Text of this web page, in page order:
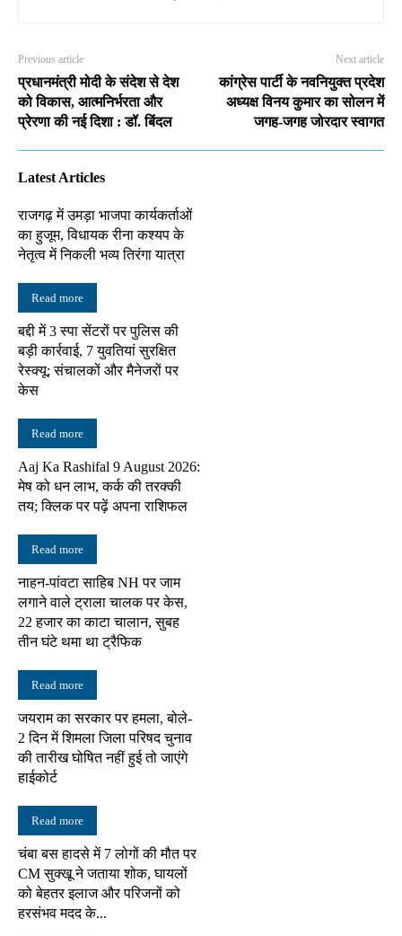
Previous article
प्रधानमंत्री मोदी के संदेश से देश
को विकास, आत्मनिर्भरता और
प्रेरणा की नई दिशा : डॉ. बिंदल
Next article
कांग्रेस पार्टी के नवनियुक्त प्रदेश
अध्यक्ष विनय कुमार का सोलन में
जगह-जगह जोरदार स्वागत
Latest Articles
राजगढ़ में उमड़ा भाजपा कार्यकर्ताओं
का हुजूम, विधायक रीना कश्यप के
नेतृत्व में निकली भव्य तिरंगा यात्रा
Read more
बद्दी में 3 स्पा सेंटरों पर पुलिस की
बड़ी कार्रवाई, 7 युवतियां सुरक्षित
रेस्क्यू; संचालकों और मैनेजरों पर
केस
Read more
Aaj Ka Rashifal 9 August 2026:
मेष को धन लाभ, कर्क की तरक्की
तय; क्लिक पर पढ़ें अपना राशिफल
Read more
नाहन-पांवटा साहिब NH पर जाम
लगाने वाले ट्राला चालक पर केस,
22 हजार का काटा चालान, सुबह
तीन घंटे थमा था ट्रैफिक
Read more
जयराम का सरकार पर हमला, बोले-
2 दिन में शिमला जिला परिषद चुनाव
की तारीख घोषित नहीं हुई तो जाएंगे
हाईकोर्ट
Read more
चंबा बस हादसे में 7 लोगों की मौत पर
CM सुक्खू ने जताया शोक, घायलों
को बेहतर इलाज और परिजनों को
हरसंभव मदद के...